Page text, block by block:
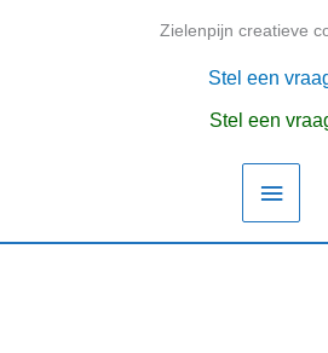
Zielenpijn creatieve
Stel een
Stel een